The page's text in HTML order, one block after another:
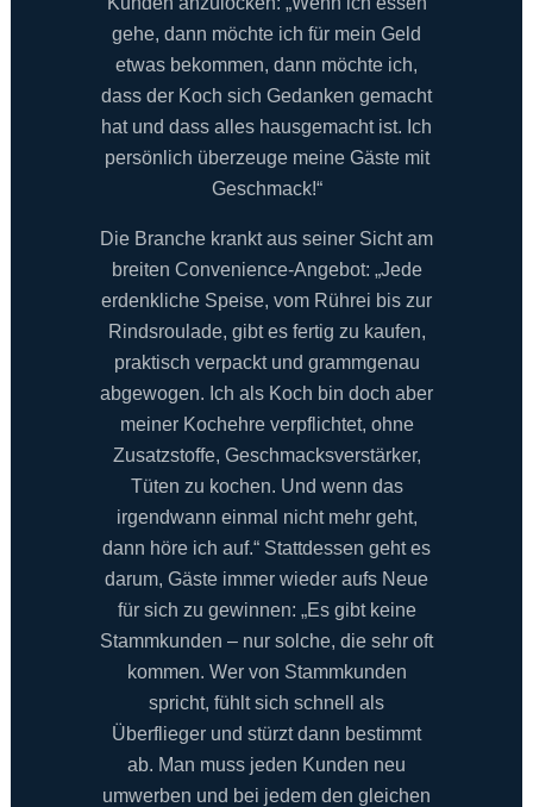
gehe, dann möchte ich für mein Geld
etwas bekommen, dann möchte ich,
dass der Koch sich Gedanken gemacht
hat und dass alles hausgemacht ist. Ich
persönlich überzeuge meine Gäste mit
Geschmack!“
Die Branche krankt aus seiner Sicht am
breiten Convenience-Angebot: „Jede
erdenkliche Speise, vom Rührei bis zur
Rindsroulade, gibt es fertig zu kaufen,
praktisch verpackt und grammgenau
abgewogen. Ich als Koch bin doch aber
meiner Kochehre verpflichtet, ohne
Zusatzstoffe, Geschmacksverstärker,
Tüten zu kochen. Und wenn das
irgendwann einmal nicht mehr geht,
dann höre ich auf.“ Stattdessen geht es
darum, Gäste immer wieder aufs Neue
für sich zu gewinnen: „Es gibt keine
Stammkunden – nur solche, die sehr oft
kommen. Wer von Stammkunden
spricht, fühlt sich schnell als
Überflieger und stürzt dann bestimmt
ab. Man muss jeden Kunden neu
umwerben und bei jedem den gleichen